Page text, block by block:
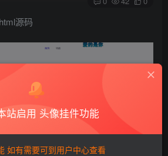
源码
站启用 头像挂件功能
如有需要可到用户中心查看